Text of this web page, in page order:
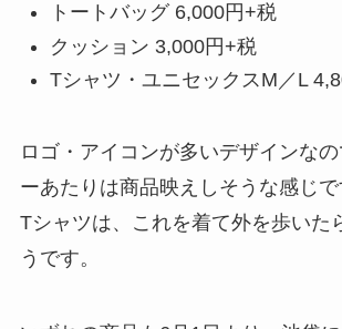
トートバッグ 6,000円+税
クッション 3,000円+税
Tシャツ・ユニセックスM／L
ロゴ・アイコンが多いデザインな
ーあたりは商品映えしそうな感じで
Tシャツは、これを着て外を歩いた
うです。